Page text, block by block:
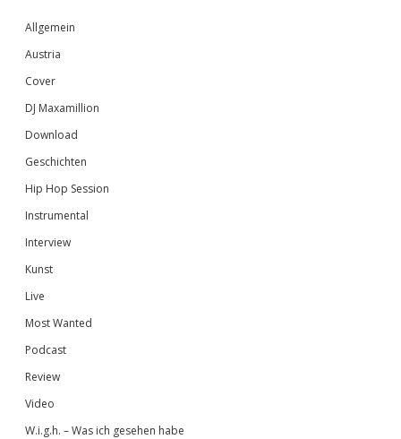
Sidebar
Allgemein
Austria
Cover
DJ Maxamillion
Download
Geschichten
Hip Hop Session
Instrumental
Interview
Kunst
Live
Most Wanted
Podcast
Review
Video
W.i.g.h. – Was ich gesehen habe